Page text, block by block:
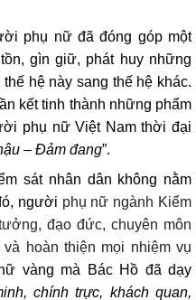
phụ nữ đã đóng góp một
gìn giữ, phát huy những
hệ này sang thế hệ khác.
kết tinh thành những phẩm
phụ nữ Việt Nam thời đại
– Đảm đang”.
sát nhân dân không nằm
người phụ nữ ngành Kiểm
đạo đức, chuyên môn
và hoàn thiện mọi nhiệm vụ
vàng mà Bác Hồ đã dạy
chính trực, khách quan,